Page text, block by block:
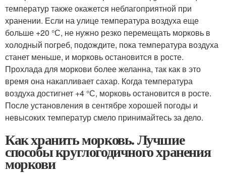
температур также окажется неблагоприятной при
хранении. Если на улице температура воздуха еще
больше +20 °С, не нужно резко перемещать морковь в
холодный погреб, подождите, пока температура воздуха
станет меньше, и морковь остановится в росте.
Прохлада для моркови более желанна, так как в это
время она накапливает сахар. Когда температура
воздуха достигнет +4 °С, морковь остановится в росте.
После установления в сентябре хорошей погоды и
невысоких температур смело принимайтесь за дело.
Как хранить морковь. Лучшие
способы круглогодичного хранения
моркови